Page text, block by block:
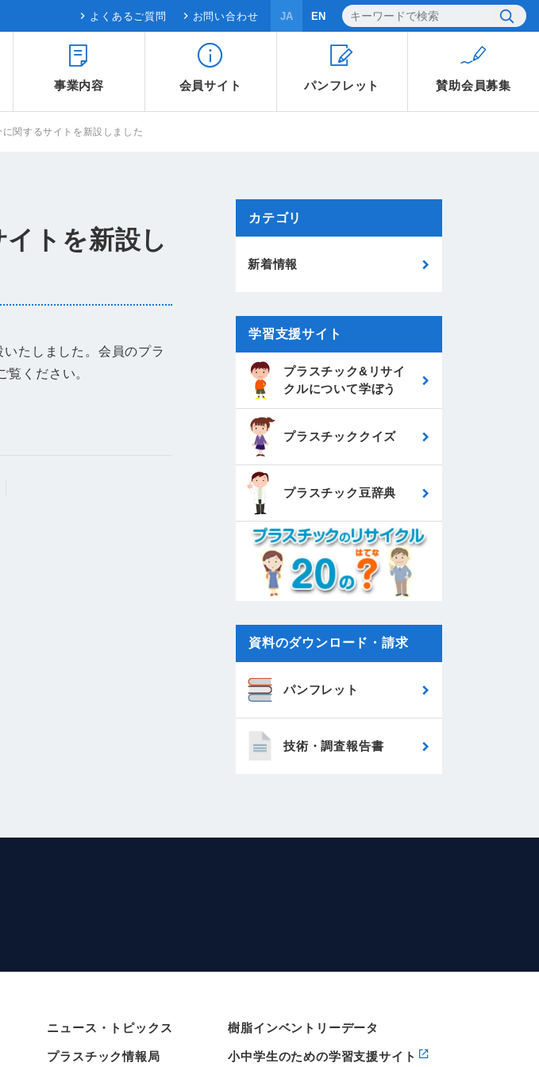
事業内容 会員サイト パンフレット 賛助会員募集
よくあるご質問 お問い合わせ JA EN
関するサイトを新設しました
トを新設し
たしました。会員のプラ
ください。
カテゴリ
新着情報
学習支援サイト
プラスチック&リサイ
クルについて学ぼう
プラスチッククイズ
プラスチック豆辞典
資料のダウンロード・請求
パンフレット
技術・調査報告書
ニュース・トピックス
プラスチック情報局
樹脂インベントリーデータ
小中学生のための学習支援サイト